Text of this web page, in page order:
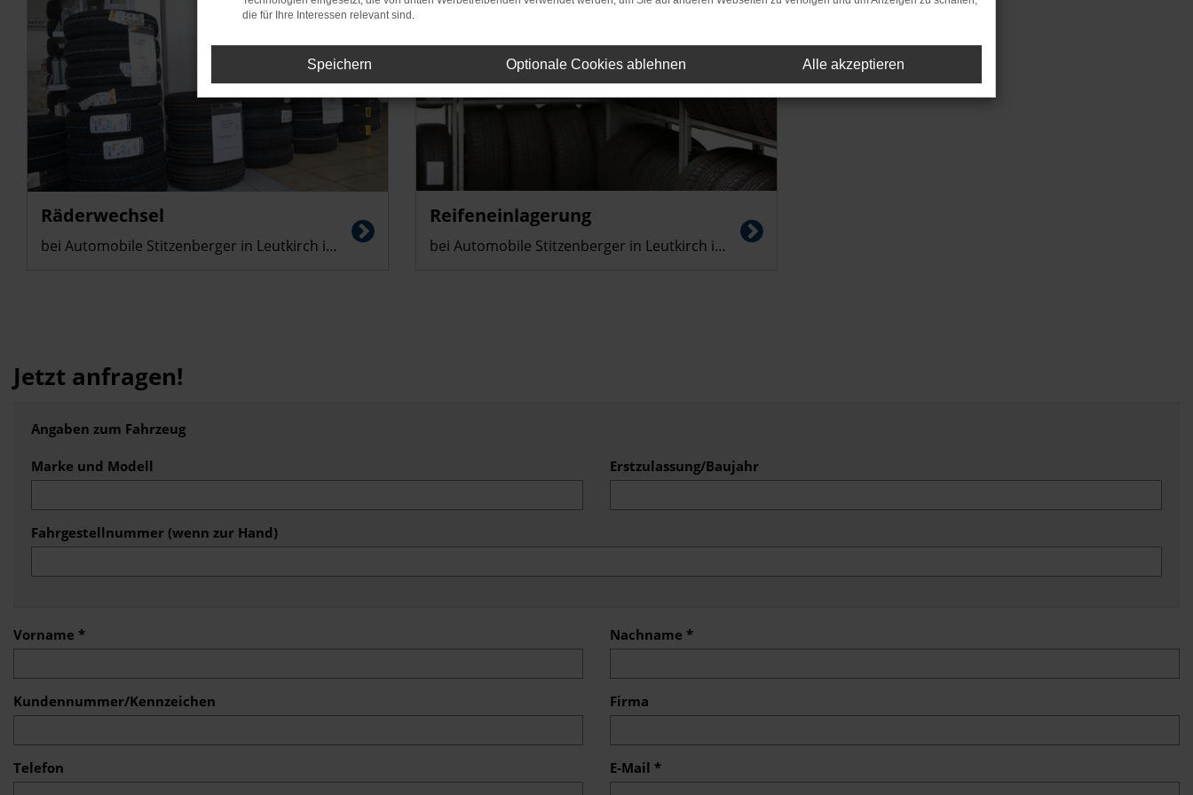
35,-€
Räderwechsel
bei Automobile Stitzenberger in Leutkirch im Allgäu 45,-€
Reifeneinlagerung
bei Automobile Stitzenberger in Leutkirch im Allgäu
Jetzt anfragen!
Angaben zum Fahrzeug
Marke und Modell Erstzulassung/Baujahr
Fahrgestellnummer (wenn zur Hand)
Vorname * Nachname *
Kundennummer/Kennzeichen Firma
Telefon E-Mail *
die für Ihre Interessen relevant sind.
Speichern Optionale Cookies ablehnen Alle akzeptieren